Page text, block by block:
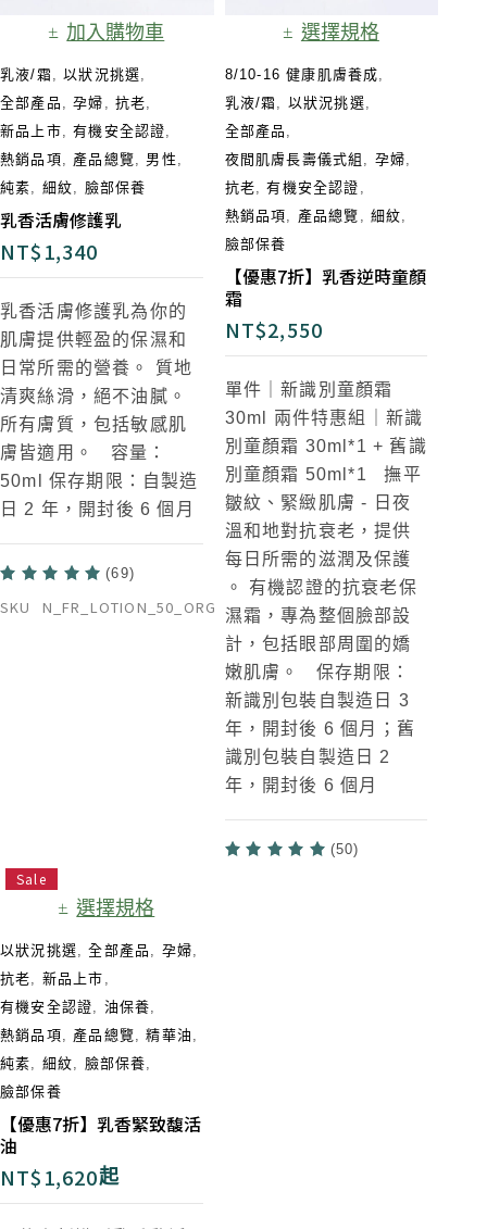
加入購物車
乳液/霜 ,以狀況挑選
全部產品
,孕婦 ,抗老
新品上市 ,有機安全認證
熱銷品項
產品總覽 男性
純素
細紋 臉部保養
乳香活膚修護乳
NT$1,340
乳香活膚修護乳為你的
肌膚提供輕盈的保濕和
日常所需的營養。 質地
清爽絲滑，絕不油膩。
所有膚質，包括敏感肌
膚皆適用。 容量：
50ml 保存期限：自製造
日 2 年，開封後 6 個月
(69)
SKU N_FR_LOTION_50_ORG
選擇規格
8/10-16 健康肌膚養成
乳液/霜
以狀況挑選
全部產品
夜間肌膚長壽儀式組​
孕婦
抗老 ,有機安全認證
熱銷品項
產品總覽 ,細紋
臉部保養
【優惠7折】乳香逆時童顏
霜
NT$2,550
單件｜新識別童顏霜
30ml
兩件特惠組｜新識
別童顏霜 30ml*1 + 舊識
別童顏霜 50ml*1
撫平
皺紋、緊緻肌膚 - 日夜
溫和地對抗衰老，提供
每日所需的滋潤及保護
。 有機認證的抗衰老保
濕霜，專為整個臉部設
計，包括眼部周圍的嬌
嫩肌膚。 保存期限：
新識別包裝自製造日 3
年，開封後 6 個月；舊
識別包裝自製造日 2
年，開封後 6 個月
(50)
Sale
選擇規格
以狀況挑選 ,全部產品 孕婦
抗老
新品上市
有機安全認證
油保養
熱銷品項
產品總覽 ,精華油
純素
細紋 臉部保養
臉部保養
【優惠7折】乳香緊致馥活
油
NT$1,620起